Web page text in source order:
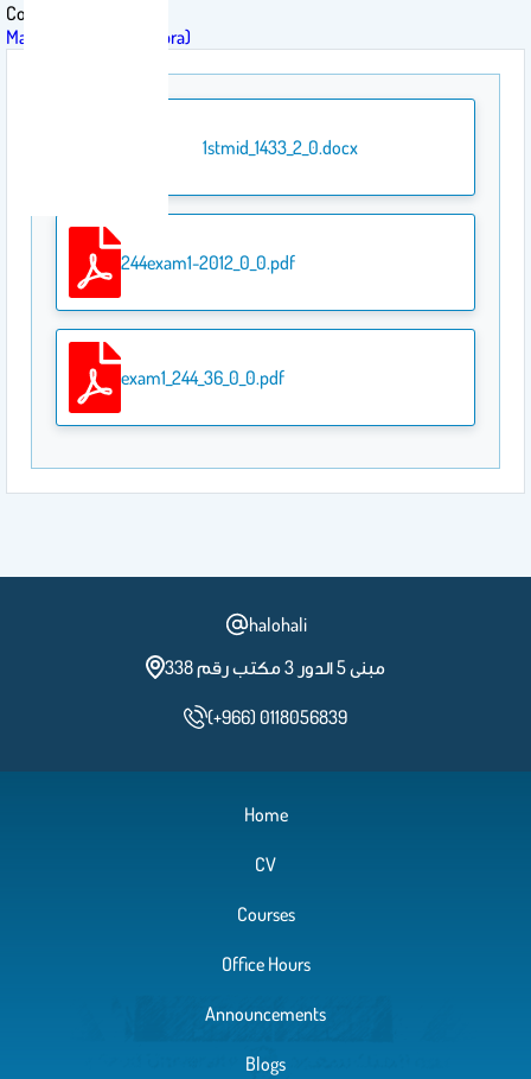
Course
Math 244 (Linear Algebra)
1stmid_1433_2_0.docx
244exam1-2012_0_0.pdf
exam1_244_36_0_0.pdf
halohali
مبنى 5 الدور 3 مكتب رقم 338
(+966) 0118056839
Home
CV
Courses
Office Hours
Announcements
Blogs